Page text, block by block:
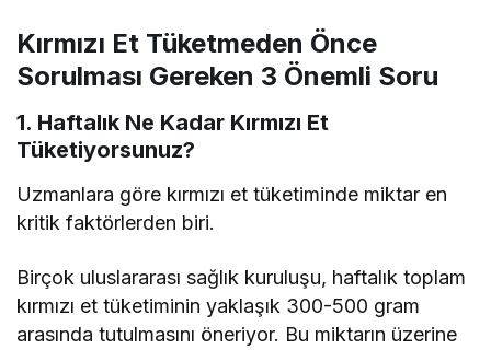
Kırmızı Et Tüketmeden Önce
Sorulması Gereken 3 Önemli Soru
1. Haftalık Ne Kadar Kırmızı Et
Tüketiyorsunuz?
Uzmanlara göre kırmızı et tüketiminde miktar en
kritik faktörlerden biri.
Birçok uluslararası sağlık kuruluşu, haftalık toplam
kırmızı et tüketiminin yaklaşık 300-500 gram
arasında tutulmasını öneriyor. Bu miktarın üzerine